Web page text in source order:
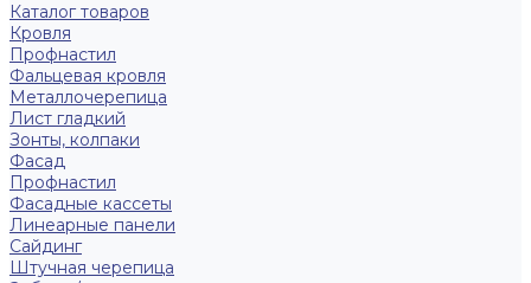
Каталог товаров
Кровля
Профнастил
Фальцевая кровля
Металлочерепица
Лист гладкий
Зонты, колпаки
Фасад
Профнастил
Фасадные кассеты
Линеарные панели
Сайдинг
Штучная черепица